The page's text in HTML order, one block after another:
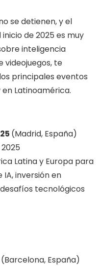
se detienen, y el
de 2025 es muy
inteligencia
videojuegos, te
principales eventos
Latinoamérica.
(Madrid, España)
Latina y Europa para
inversión en
tecnológicos
(Barcelona, España)